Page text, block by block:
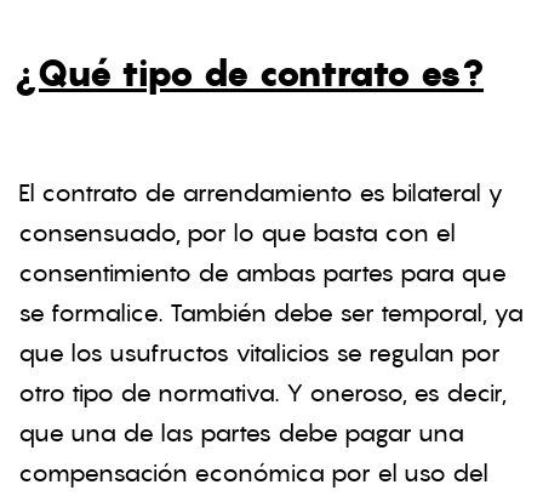
¿Qué tipo de contrato es?
El contrato de arrendamiento es bilateral y
consensuado, por lo que basta con el
consentimiento de ambas partes para que
se formalice. También debe ser temporal, ya
que los usufructos vitalicios se regulan por
otro tipo de normativa. Y oneroso, es decir,
que una de las partes debe pagar una
compensación económica por el uso del